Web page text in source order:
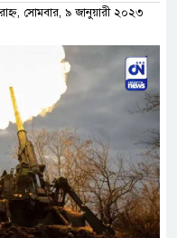
সোমবার, ৯ জানুয়ারী ২০২৩